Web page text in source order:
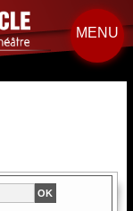
MENU